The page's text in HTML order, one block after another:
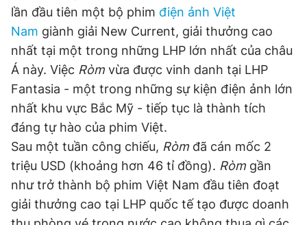
Theo dõi báo trên
Hotline
0906 645 777
Liên hệ quảng cáo
0908 780 404
Đặt báo Quảng cáo RSS Tòa soạn Chính sách bảo
Tổng biên tập: Nguyễn Ngọc Toàn
Phó tổng biên tập thường trực: Hải Thành
Phó tổng biên tập: Lâm Hiếu Dũng
lần đầu tiên một bộ phim điện ảnh Việt
Nam giành giải New Current, giải thưởng cao
nhất tại một trong những LHP lớn nhất của châu
Á này. Việc Ròm vừa được vinh danh tại LHP
Fantasia - một trong những sự kiện điện ảnh lớn
nhất khu vực Bắc Mỹ - tiếp tục là thành tích
đáng tự hào của phim Việt.
Sau một tuần công chiếu, Ròm đã cán mốc 2
triệu USD (khoảng hơn 46 tỉ đồng). Ròm gần
như trở thành bộ phim Việt Nam đầu tiên đoạt
giải thưởng cao tại LHP quốc tế tạo được doanh